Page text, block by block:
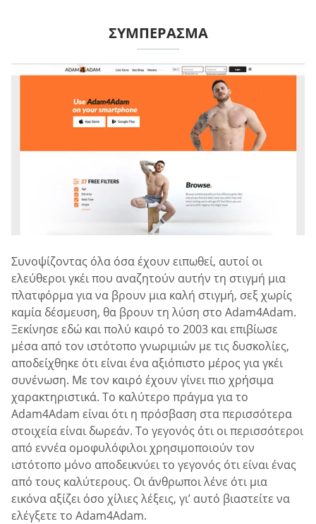
ΣΥΜΠΈΡΑΣΜΑ
Συνοψίζοντας όλα όσα έχουν ειπωθεί, αυτοί οι
ελεύθεροι γκέι που αναζητούν αυτήν τη στιγμή μια
πλατφόρμα για να βρουν μια καλή στιγμή, σεξ χωρίς
καμία δέσμευση, θα βρουν τη λύση στο Adam4Adam.
Ξεκίνησε εδώ και πολύ καιρό το 2003 και επιβίωσε
μέσα από τον ιστότοπο γνωριμιών με τις δυσκολίες,
αποδείχθηκε ότι είναι ένα αξιόπιστο μέρος για γκέι
συνένωση. Με τον καιρό έχουν γίνει πιο χρήσιμα
χαρακτηριστικά. Το καλύτερο πράγμα για το
Adam4Adam είναι ότι η πρόσβαση στα περισσότερα
στοιχεία είναι δωρεάν. Το γεγονός ότι οι περισσότεροι
από εννέα ομοφυλόφιλοι χρησιμοποιούν τον
ιστότοπο μόνο αποδεικνύει το γεγονός ότι είναι ένας
από τους καλύτερους. Οι άνθρωποι λένε ότι μια
εικόνα αξίζει όσο χίλιες λέξεις, γι’ αυτό βιαστείτε να
ελέγξετε το Adam4Adam.